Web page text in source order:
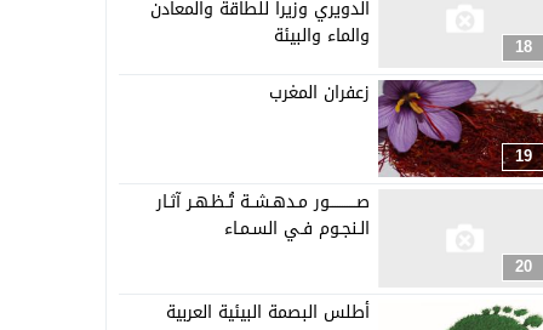
18
الدويري وزيرا للطاقة والمعادن
والماء والبيئة
19
زعفران المغرب
20
صـــــــــــور مـدهـشــة تُـظـهـر آثـار
الـنجـوم فـي السـمـاء
أطلس البصمة البيئية العربية